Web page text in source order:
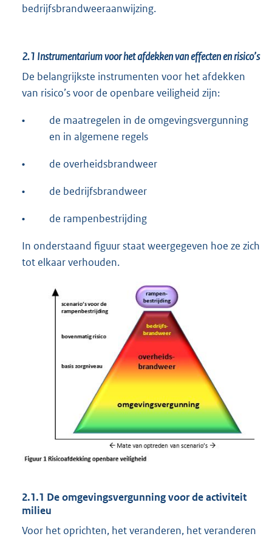
bedrijfsbrandweeraanwijzing.
2.1 Instrumentarium voor het afdekken van effecten en risico’s
De belangrijkste instrumenten voor het afdekken
van risico’s voor de openbare veiligheid zijn:
•
de maatregelen in de omgevingsvergunning
en in algemene regels
• de overheidsbrandweer
• de bedrijfsbrandweer
• de rampenbestrijding
In onderstaand figuur staat weergegeven hoe ze zich
tot elkaar verhouden.
2.1.1 De omgevingsvergunning voor de activiteit
milieu
Voor het oprichten, het veranderen, het veranderen